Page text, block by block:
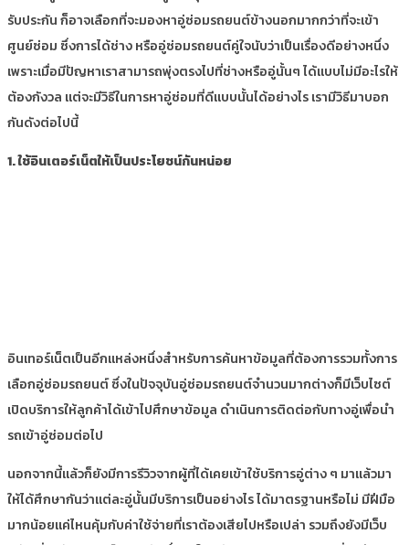
รับประกัน ก็อาจเลือกที่จะมองหาอู่ซ่อมรถยนต์ข้างนอกมากกว่าที่จะเข้า
ศูนย์ซ่อม ซึ่งการได้ช่าง หรืออู่ซ่อมรถยนต์คู่ใจนับว่าเป็นเรื่องดีอย่างหนึ่ง
เพราะเมื่อมีปัญหาเราสามารถพุ่งตรงไปที่ช่างหรืออู่นั้นๆ ได้แบบไม่มีอะไรให้
ต้องกังวล แต่จะมีวิธีในการหาอู่ซ่อมที่ดีแบบนั้นได้อย่างไร เรามีวิธีมาบอก
กันดังต่อไปนี้
1. ใช้อินเตอร์เน็ตให้เป็นประโยชน์กันหน่อย
อินเทอร์เน็ตเป็นอีกแหล่งหนึ่งสำหรับการค้นหาข้อมูลที่ต้องการรวมทั้งการ
เลือกอู่ซ่อมรถยนต์ ซึ่งในปัจจุบันอู่ซ่อมรถยนต์จำนวนมากต่างก็มีเว็บไซต์
เปิดบริการให้ลูกค้าได้เข้าไปศึกษาข้อมูล ดำเนินการติดต่อกับทางอู่เพื่อนำ
รถเข้าอู่ซ่อมต่อไป
นอกจากนี้แล้วก็ยังมีการรีวิวจากผู้ที่ได้เคยเข้าใช้บริการอู่ต่าง ๆ มาแล้วมา
ให้ได้ศึกษากันว่าแต่ละอู่นั้นมีบริการเป็นอย่างไร ได้มาตรฐานหรือไม่ มีฝีมือ
มากน้อยแค่ไหนคุ้มกับค่าใช้จ่ายที่เราต้องเสียไปหรือเปล่า รวมถึงยังมีเว็บ